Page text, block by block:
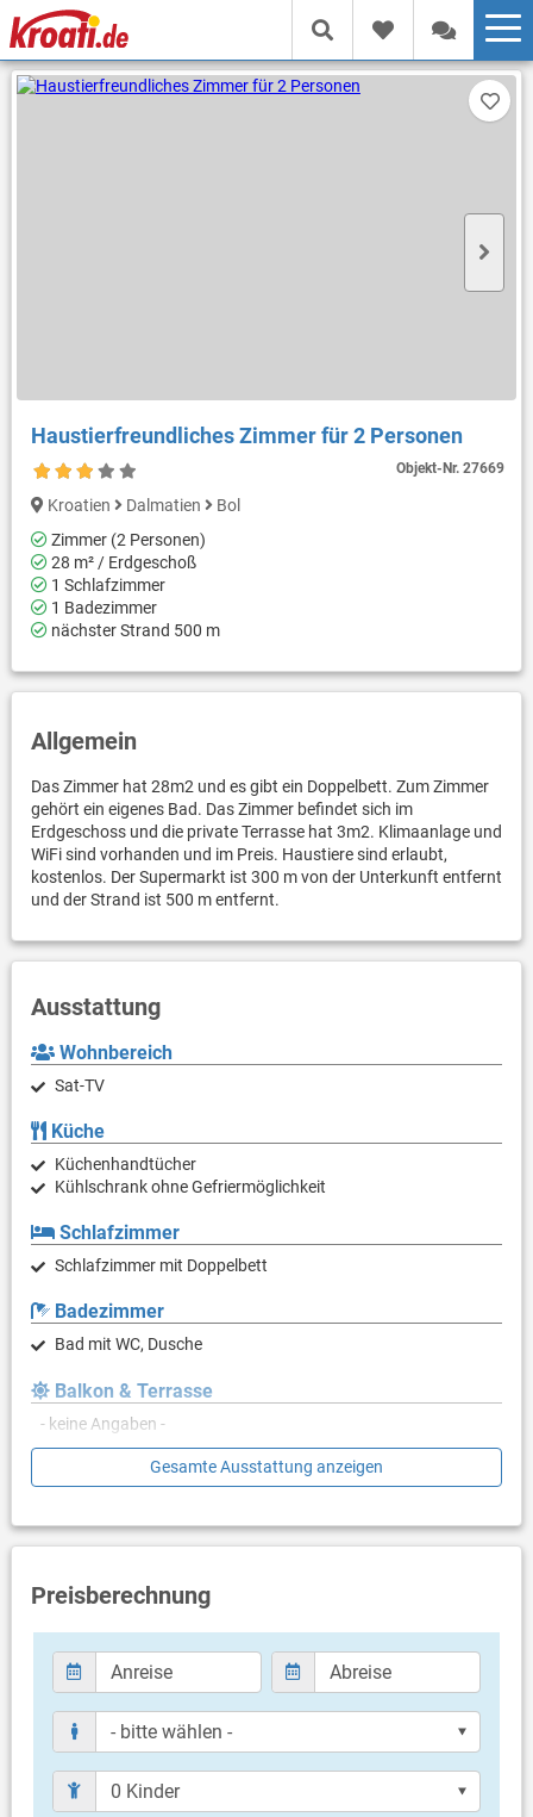
Haustierfreundliches Zimmer für 2 Personen
Objekt-Nr.27669
Kroatien Dalmatien
Bol
Zimmer (2 Personen)
28 m² / Erdgeschoß
1 Schlafzimmer
1 Badezimmer
nächster Strand 500 m
Allgemein
Das Zimmer hat 28m2 und es gibt ein Doppelbett. Zum Zimmer
gehört ein eigenes Bad. Das Zimmer befindet sich im
Erdgeschoss und die private Terrasse hat 3m2. Klimaanlage und
WiFi sind vorhanden und im Preis. Haustiere sind erlaubt,
kostenlos. Der Supermarkt ist 300 m von der Unterkunft entfernt
und der Strand ist 500 m entfernt.
Ausstattung
Wohnbereich
Sat-TV
Küche
Küchenhandtücher
Kühlschrank ohne Gefriermöglichkeit
Schlafzimmer
Schlafzimmer mit Doppelbett
Badezimmer
Bad mit WC, Dusche
Balkon & Terrasse
- keine Angaben -
Weitere Informationen
Privater Parkplatz auf dem Grundstück
Haustier nicht erlaubt
Eigentümer lebt im gleichen Haus
Handtücher vorhanden
Fön
Internet per WLAN
Gesamte Ausstattung anzeigen
Preisberechnung